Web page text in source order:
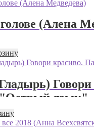
(Алена
Говори
язык"